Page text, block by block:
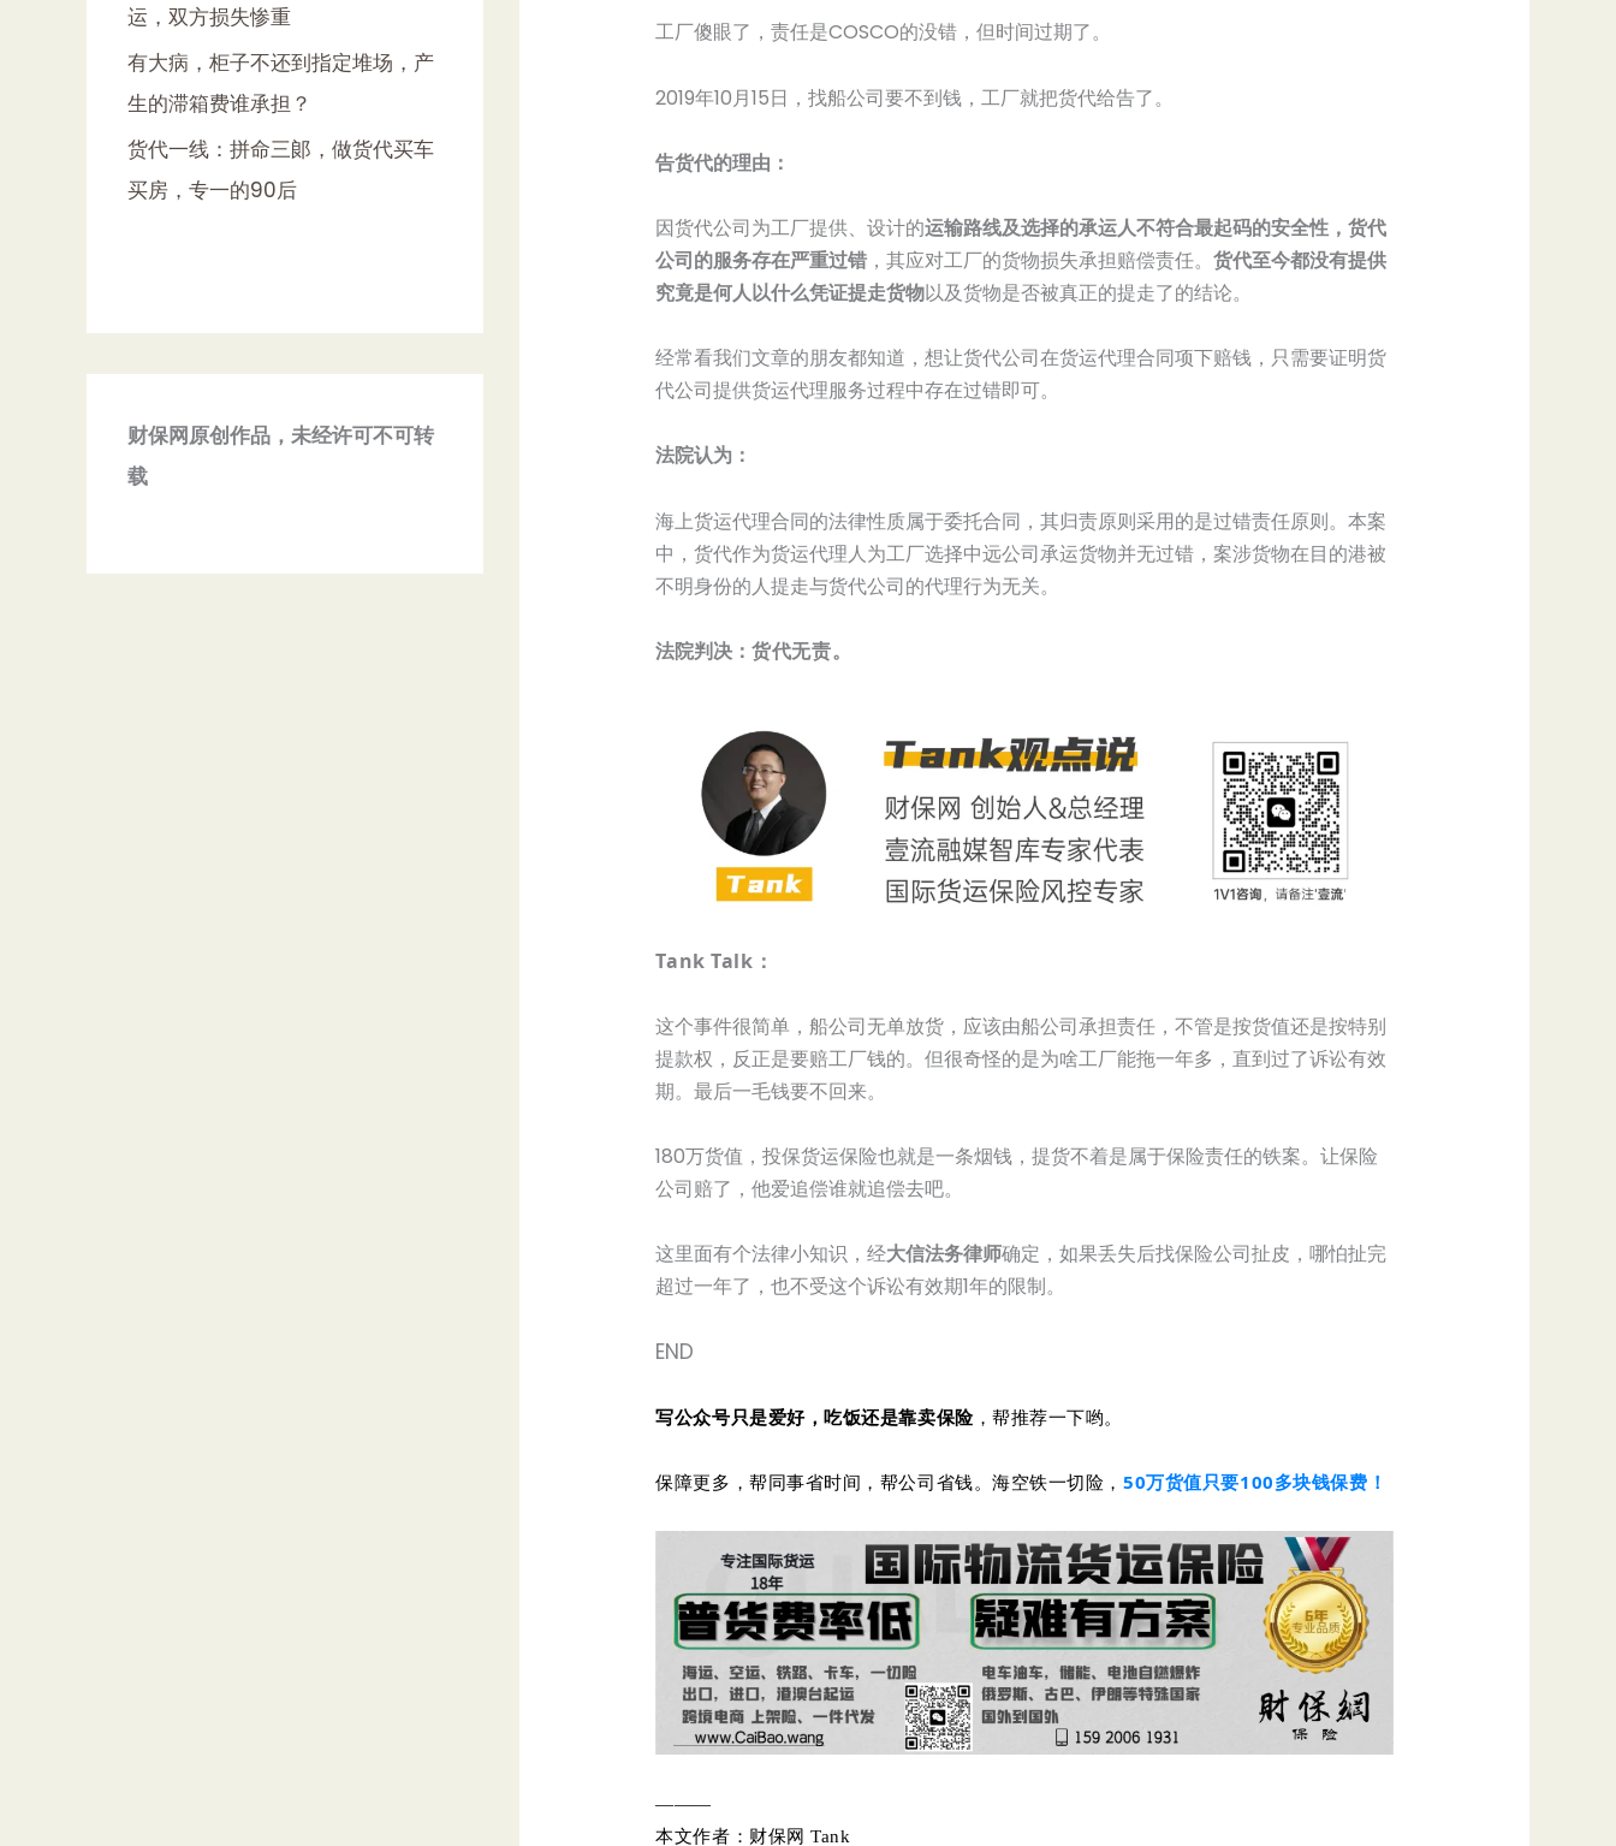
运，双方损失惨重
有大病，柜子不还到指定堆场，产
生的滞箱费谁承担？
货代一线：拼命三郞，做货代买车
买房，专一的90后
财保网原创作品，未经许可不可转
载
工厂傻眼了，责任是COSCO的没错，但时间过期了。
2019年10月15日，找船公司要不到钱，工厂就把货代给告了。
告货代的理由：
因货代公司为工厂提供、设计的运输路线及选择的承运人不符合最起码的安全性，货代
公司的服务存在严重过错 ，其应对工厂的货物损失承担赔偿责任。货代至今都没有提供
究竟是何人以什么凭证提走货物以及货物是否被真正的提走了的结论。
经常看我们文章的朋友都知道，想让货代公司在货运代理合同项下赔钱，只需要证明货
代公司提供货运代理服务过程中存在过错即可。
法院认为：
海上货运代理合同的法律性质属于委托合同，其归责原则采用的是过错责任原则。本案
中，货代作为货运代理人为工厂选择中远公司承运货物并无过错，案涉货物在目的港被
不明身份的人提走与货代公司的代理行为无关。
法院判决：货代无责。
Tank Talk：
这个事件很简单，船公司无单放货，应该由船公司承担责任，不管是按货值还是按特别
提款权，反正是要赔工厂钱的。但很奇怪的是为啥工厂能拖一年多，直到过了诉讼有效
期。最后一毛钱要不回来。
180万货值，投保货运保险也就是一条烟钱，提货不着是属于保险责任的铁案。让保险
公司赔了，他爱追偿谁就追偿去吧。
这里面有个法律小知识，经大信法务律师确定，如果丢失后找保险公司扯皮，哪怕扯完
超过一年了，也不受这个诉讼有效期1年的限制。
END
写公众号只是爱好，吃饭还是靠卖保险，帮推荐一下哟。
保障更多，帮同事省时间，帮公司省钱。海空铁一切险， 50万货值只要100多块钱保费！
———
本文作者：财保网 Tank